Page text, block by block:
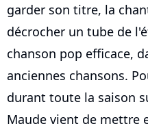
garder son titre, la
décrocher un tube de
chanson pop efficace,
anciennes chansons.
durant toute la saison
Maude vient de mettre